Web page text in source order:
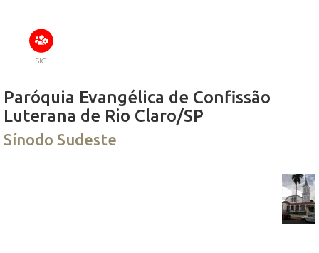
SIG
Paróquia Evangélica de Confissão
Luterana de Rio Claro/SP
Sínodo Sudeste